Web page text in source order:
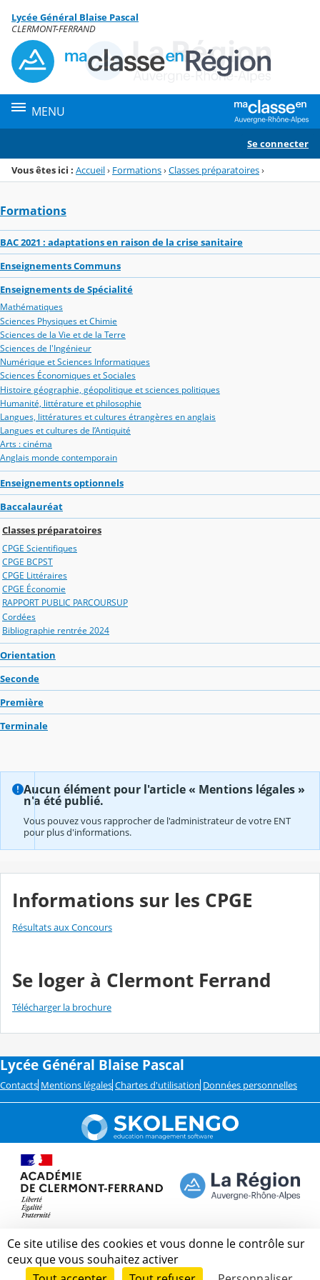
Menu de la rubrique
Contenu
Lycée Général Blaise Pascal
CLERMONT-FERRAND
MENU
Se connecter
Vous êtes ici : Accueil› Formations›Classes préparatoires›
Formations
BAC 2021 : adaptations en raison de la crise sanitaire
Enseignements Communs
Enseignements de Spécialité
Mathématiques
Sciences Physiques et Chimie
Sciences de la Vie et de la Terre
Sciences de l'Ingénieur
Numérique et Sciences Informatiques
Sciences Économiques et Sociales
Histoire géographie, géopolitique et sciences politiques
Humanité, littérature et philosophie
Langues, littératures et cultures étrangères en anglais
Langues et cultures de l’Antiquité
Arts : cinéma
Anglais monde contemporain
Enseignements optionnels
Baccalauréat
Classes préparatoires
CPGE Scientifiques
CPGE BCPST
CPGE Littéraires
CPGE Économie
RAPPORT PUBLIC PARCOURSUP
Cordées
Bibliographie rentrée 2024
Orientation
Seconde
Première
Terminale
Aucun élément pour l'article « Mentions légales »
n'a été publié.
Vous pouvez vous rapprocher de l'administrateur de votre ENT
pour plus d'informations.
Informations sur les CPGE
Résultats aux Concours
Se loger à Clermont Ferrand
Télécharger la brochure
Lycée Général Blaise Pascal
Contacts Mentions légales Chartes d'utilisation Données personnelles
Ce site utilise des cookies et vous donne le contrôle sur
ceux que vous souhaitez activer